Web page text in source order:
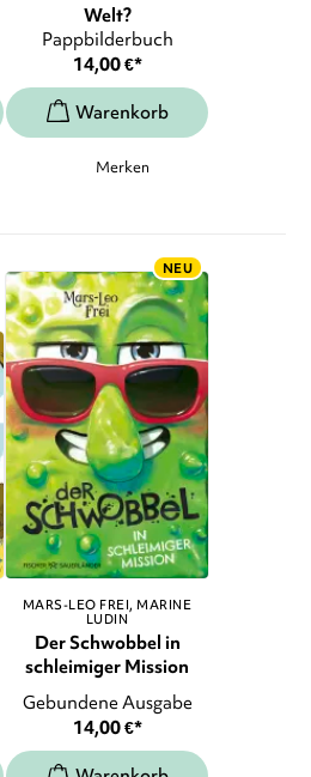
Welt?
Pappbilderbuch
14,00€*
Merken
NEU
MARS-LEO FREI MARINE
LUDIN
Der Schwobbel in
schleimiger Mission
Gebundene Ausgabe
14,00€*